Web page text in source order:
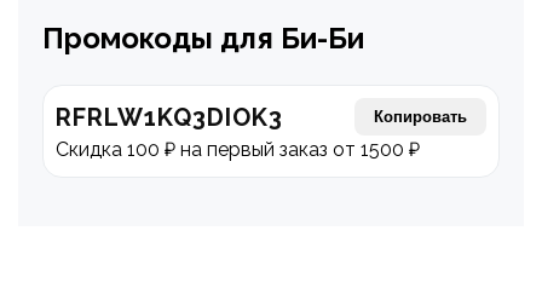
Промокоды для Би-Би
RFRLW1KQ3DIOK3 Копировать
Скидка 100 ₽ на первый заказ от 1500 ₽